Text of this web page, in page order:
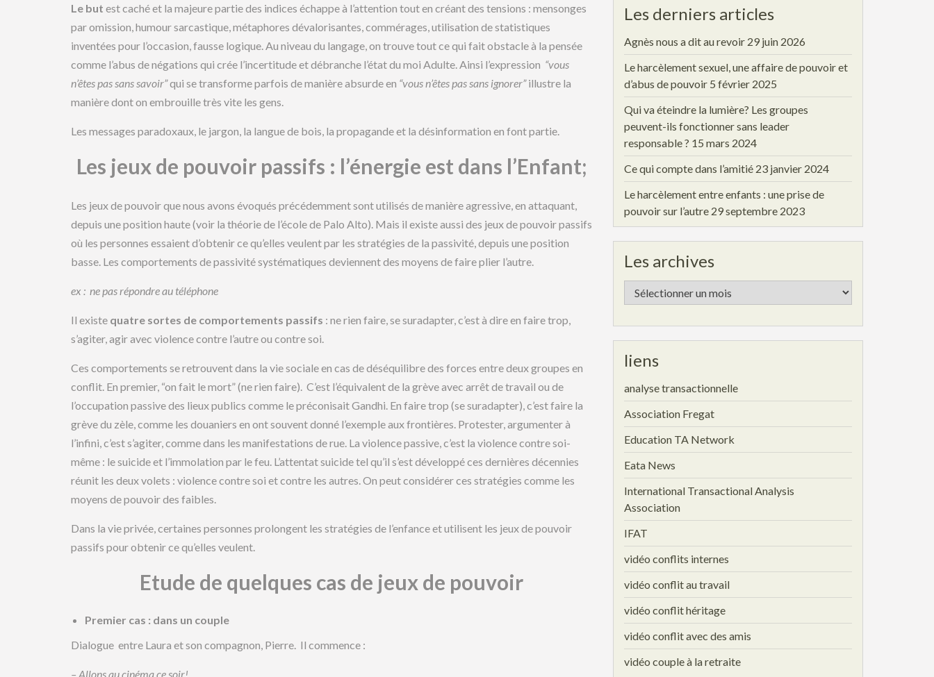
Le but est caché et la majeure partie des indices échappe à l’attention tout en créant des tensions : mensonges
par omission, humour sarcastique, métaphores dévalorisantes, commérages, utilisation de statistiques
inventées pour l’occasion, fausse logique. Au niveau du langage, on trouve tout ce qui fait obstacle à la pensée
comme l’abus de négations qui crée l’incertitude et débranche l’état du moi Adulte. Ainsi l’expression “vous
n’êtes pas sans savoir”qui se transforme parfois de manière absurde en “vous n’êtes pas sans ignorer”illustre la
manière dont on embrouille très vite les gens.
Les messages paradoxaux, le jargon, la langue de bois, la propagande et la désinformation en font partie.
Les jeux de pouvoir passifs : l’énergie est dans l’Enfant;
Les jeux de pouvoir que nous avons évoqués précédemment sont utilisés de manière agressive, en attaquant,
depuis une position haute (voir la théorie de l’école de Palo Alto). Mais il existe aussi des jeux de pouvoir passifs
où les personnes essaient d’obtenir ce qu’elles veulent par les stratégies de la passivité, depuis une position
basse. Les comportements de passivité systématiques deviennent des moyens de faire plier l’autre.
ex : ne pas répondre au téléphone
Il existe quatre sortes de comportements passifs : ne rien faire, se suradapter, c’est à dire en faire trop,
s’agiter, agir avec violence contre l’autre ou contre soi.
Ces comportements se retrouvent dans la vie sociale en cas de déséquilibre des forces entre deux groupes en
conflit. En premier, “on fait le mort” (ne rien faire). C’est l’équivalent de la grève avec arrêt de travail ou de
l’occupation passive des lieux publics comme le préconisait Gandhi. En faire trop (se suradapter), c’est faire la
grève du zèle, comme les douaniers en ont souvent donné l’exemple aux frontières. Protester, argumenter à
l’infini, c’est s’agiter, comme dans les manifestations de rue. La violence passive, c’est la violence contre soi-
même : le suicide et l’immolation par le feu. L’attentat suicide tel qu’il s’est développé ces dernières décennies
réunit les deux volets : violence contre soi et contre les autres. On peut considérer ces stratégies comme les
moyens de pouvoir des faibles.
Dans la vie privée, certaines personnes prolongent les stratégies de l’enfance et utilisent les jeux de pouvoir
passifs pour obtenir ce qu’elles veulent.
Etude de quelques cas de jeux de pouvoir
Premier cas : dans un couple
Dialogue entre Laura et son compagnon, Pierre. Il commence :
– Allons au cinéma ce soir!
Les derniers articles
Agnès nous a dit au revoir 29 juin 2026
Le harcèlement sexuel, une affaire de pouvoir et
d’abus de pouvoir 5 février 2025
Qui va éteindre la lumière? Les groupes
peuvent-ils fonctionner sans leader
responsable ? 15 mars 2024
Ce qui compte dans l’amitié 23 janvier 2024
Le harcèlement entre enfants : une prise de
pouvoir sur l’autre 29 septembre 2023
Les archives
Les
archives
liens
analyse transactionnelle
Association Fregat
Education TA Network
Eata News
International Transactional Analysis
Association
IFAT
vidéo conflits internes
vidéo conflit au travail
vidéo conflit héritage
vidéo conflit avec des amis
vidéo couple à la retraite